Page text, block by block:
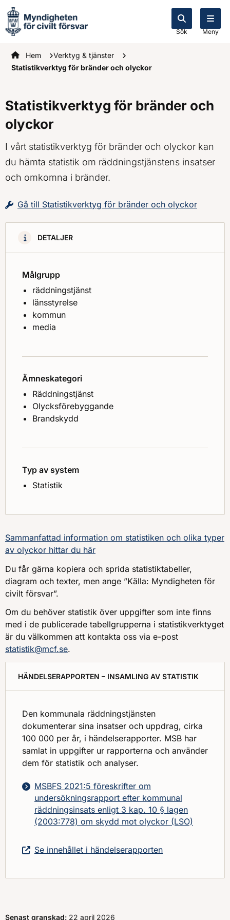
Sök Meny
Startsidan
Hem
Verktyg & tjänster
Statistikverktyg för bränder och olyckor
Statistikverktyg för bränder och
olyckor
I vårt statistikverktyg för bränder och olyckor kan
du hämta statistik om räddningstjänstens insatser
och omkomna i bränder.
Gå till Statistikverktyg för bränder och olyckor
DETALJER
Målgrupp
räddningstjänst
länsstyrelse
kommun
media
Ämneskategori
Räddningstjänst
Olycksförebyggande
Brandskydd
Typ av system
Statistik
Sammanfattad information om statistiken och olika typer
av olyckor hittar du här
Du får gärna kopiera och sprida statistiktabeller,
diagram och texter, men ange ”Källa: Myndigheten för
civilt försvar”.
Om du behöver statistik över uppgifter som inte finns
med i de publicerade tabellgrupperna i statistikverktyget
är du välkommen att kontakta oss via e-post
statistik@mcf.se.
HÄNDELSERAPPORTEN – INSAMLING AV STATISTIK
Den kommunala räddningstjänsten
dokumenterar sina insatser och uppdrag, cirka
100 000 per år, i händelserapporter. MSB har
samlat in uppgifter ur rapporterna och använder
dem för statistik och analyser.
MSBFS 2021:5 föreskrifter om
undersökningsrapport efter kommunal
räddningsinsats enligt 3 kap. 10 § lagen
(2003:778) om skydd mot olyckor (LSO)
Se innehållet i händelserapporten
Senast granskad: 22 april 2026